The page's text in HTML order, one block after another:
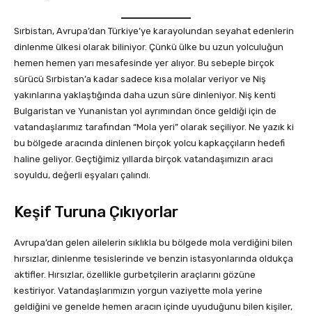
Sırbistan, Avrupa’dan Türkiye’ye karayolundan seyahat edenlerin
dinlenme ülkesi olarak biliniyor. Çünkü ülke bu uzun yolculuğun
hemen hemen yarı mesafesinde yer alıyor. Bu sebeple birçok
sürücü Sırbistan’a kadar sadece kısa molalar veriyor ve Niş
yakınlarına yaklaştığında daha uzun süre dinleniyor. Niş kenti
Bulgaristan ve Yunanistan yol ayrımından önce geldiği için de
vatandaşlarımız tarafından “Mola yeri” olarak seçiliyor. Ne yazık ki
bu bölgede aracında dinlenen birçok yolcu kapkaççıların hedefi
haline geliyor. Geçtiğimiz yıllarda birçok vatandaşımızın aracı
soyuldu, değerli eşyaları çalındı.
Keşif Turuna Çıkıyorlar
Avrupa’dan gelen ailelerin sıklıkla bu bölgede mola verdiğini bilen
hırsızlar, dinlenme tesislerinde ve benzin istasyonlarında oldukça
aktifler. Hırsızlar, özellikle gurbetçilerin araçlarını gözüne
kestiriyor. Vatandaşlarımızın yorgun vaziyette mola yerine
geldiğini ve genelde hemen aracın içinde uyuduğunu bilen kişiler,